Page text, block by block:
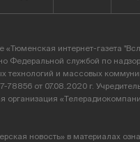
«Тюменская интернет-газета
Федеральной службой по
технологий и массовых
от 07.08.2020 г.
организация
новость» в материалах